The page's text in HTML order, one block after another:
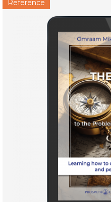
Reference